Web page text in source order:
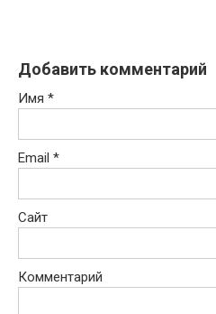
Добавить комментарий
Имя *
Email *
Сайт
Комментарий